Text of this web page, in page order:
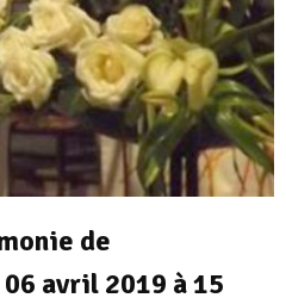
de
avril 2019 à 15